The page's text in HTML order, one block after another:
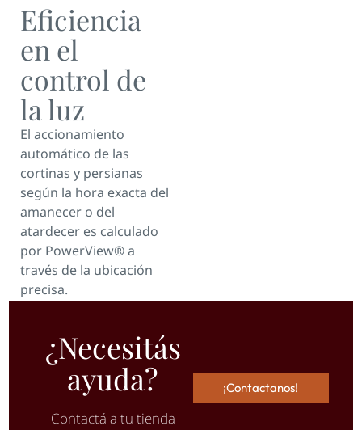
Eficiencia
en el
control de
la luz
El accionamiento
automático de las
cortinas y persianas
según la hora exacta del
amanecer o del
atardecer es calculado
por PowerView® a
través de la ubicación
precisa.
¿Necesitás
ayuda?
Contactá a tu tienda
¡Contactanos!